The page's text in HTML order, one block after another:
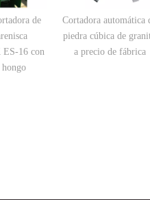
de
16 con
hongo
Cortadora automática
piedra cúbica de
a precio de fábrica